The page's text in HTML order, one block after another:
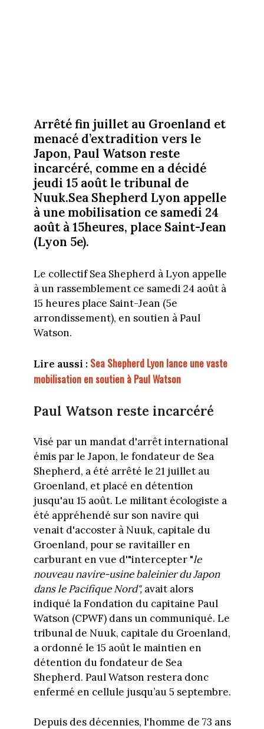
Arrêté fin juillet au Groenland et
menacé d’extradition vers le
Japon, Paul Watson reste
incarcéré, comme en a décidé
jeudi 15 août le tribunal de
Nuuk.Sea Shepherd Lyon appelle
à une mobilisation ce samedi 24
août à 15heures, place Saint-Jean
(Lyon 5e).
Le collectif Sea Shepherd à Lyon appelle
à un rassemblement ce samedi 24 août à
15 heures place Saint-Jean (5e
arrondissement), en soutien à Paul
Watson.
Lire aussi : Sea Shepherd Lyon lance une vaste
mobilisation en soutien à Paul Watson
Paul Watson reste incarcéré
Visé par un mandat d'arrêt international
émis par le Japon, le fondateur de Sea
Shepherd, a été arrêté le 21 juillet au
Groenland, et placé en détention
jusqu'au 15 août. Le militant écologiste a
été appréhendé sur son navire qui
venait d'accoster à Nuuk, capitale du
Groenland, pour se ravitailler en
carburant en vue d'"intercepter "le
nouveau navire-usine baleinier du Japon
dans le Pacifique Nord",avait alors
indiqué la Fondation du capitaine Paul
Watson (CPWF) dans un communiqué. Le
tribunal de Nuuk, capitale du Groenland,
a ordonné le 15 août le maintien en
détention du fondateur de Sea
Shepherd. Paul Watson restera donc
enfermé en cellule jusqu’au 5 septembre.
Depuis des décennies, l'homme de 73 ans